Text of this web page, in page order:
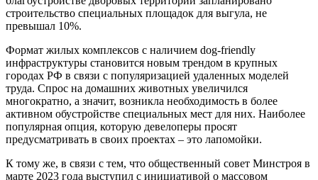
строительство специальных площадок для выгула, не
превышал 10%.
Формат жилых комплексов с наличием dog-friendly
инфраструктуры становится новым трендом в крупных
городах РФ в связи с популяризацией удаленных моделей
труда. Спрос на домашних животных увеличился
многократно, а значит, возникла необходимость в более
активном обустройстве специальных мест для них. Наиболее
популярная опция, которую девелоперы просят
предусматривать в своих проектах – это лапомойки.
К тому же, в связи с тем, что общественный совет Минстроя в
марте 2023 года выступил с инициативой о массовом